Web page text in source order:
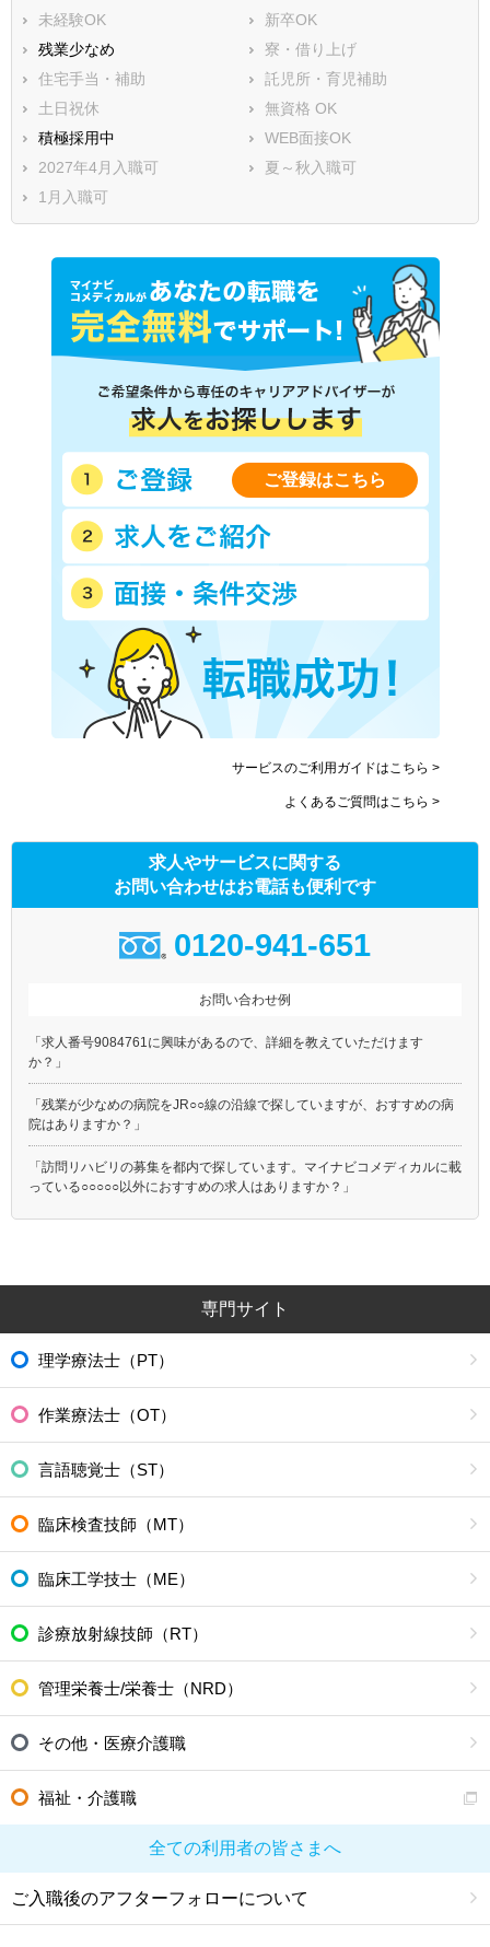
未経験OK
新卒OK
残業少なめ
寮・借り上げ
住宅手当・補助
託児所・育児補助
土日祝休
無資格 OK
積極採用中
WEB面接OK
2027年4月入職可
夏～秋入職可
1月入職可
ご登録はこちら
サービスのご利用ガイドはこちら >
よくあるご質問はこちら >
求人やサービスに関する
お問い合わせはお電話も便利です
0120-941-651
お問い合わせ例
「求人番号9084761に興味があるので、詳細を教えていただけます
か？」
「残業が少なめの病院をJR○○線の沿線で探していますが、おすすめの病
院はありますか？」
「訪問リハビリの募集を都内で探しています。マイナビコメディカルに載
っている○○○○○以外におすすめの求人はありますか？」
専門サイト
理学療法士（PT）
作業療法士（OT）
言語聴覚士（ST）
臨床検査技師（MT）
臨床工学技士（ME）
診療放射線技師（RT）
管理栄養士/栄養士（NRD）
その他・医療介護職
福祉・介護職
全ての利用者の皆さまへ
ご入職後のアフターフォローについて